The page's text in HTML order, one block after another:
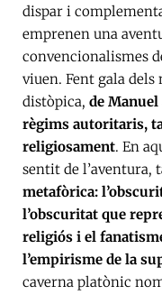
dispar i
emprenen una
convencionalismes
viuen. Fent gala dels
distòpica, de
règims autoritaris,
religiosament. En
sentit de l’aventura,
metafòrica:
l’obscuritat que
religiós i el
l’empirisme de la
caverna platònic